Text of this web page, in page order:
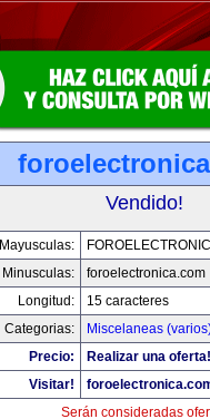
Vendido!
Mayusculas:
Minusculas:
foroelectronica.com
Longitud:
15 caracteres
Categorias:
Miscelaneas
Precio:
Realizar una oferta!
Visitar!
Serán consideradas